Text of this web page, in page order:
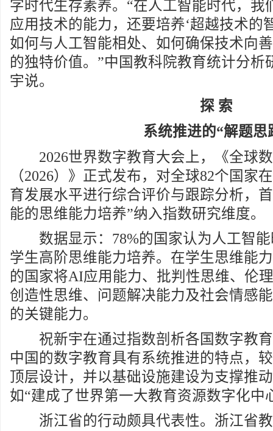
字时代生存素养。“在人工智能时代，我
应用技术的能力，还要培养‘超越技术的
如何与人工智能相处、如何确保技术向
的独特价值。”中国教科院教育统计分析
宇说。
探 索
系统推进的“解题思
2026世界数字教育大会上，《全球数
（2026）》正式发布，对全球82个国家
育发展水平进行综合评价与跟踪分析，
能的思维能力培养”纳入指数研究维度。
数据显示：78%的国家认为人工智能
学生高阶思维能力培养。在学生思维能
的国家将AI应用能力、批判性思维、伦
创造性思维、问题解决能力及社会情感
的关键能力。
祝新宇在通过指数剖析各国数字教育
中国的数字教育具有系统推进的特点，
顶层设计，并以基础设施建设为支撑推
如“建成了世界第一大教育资源数字化中
浙江省的行动颇具代表性。浙江省教